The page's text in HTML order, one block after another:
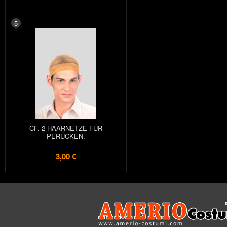
5
CF. 2 HAARNETZE FÜR
PERÜCKEN.
3,00 €